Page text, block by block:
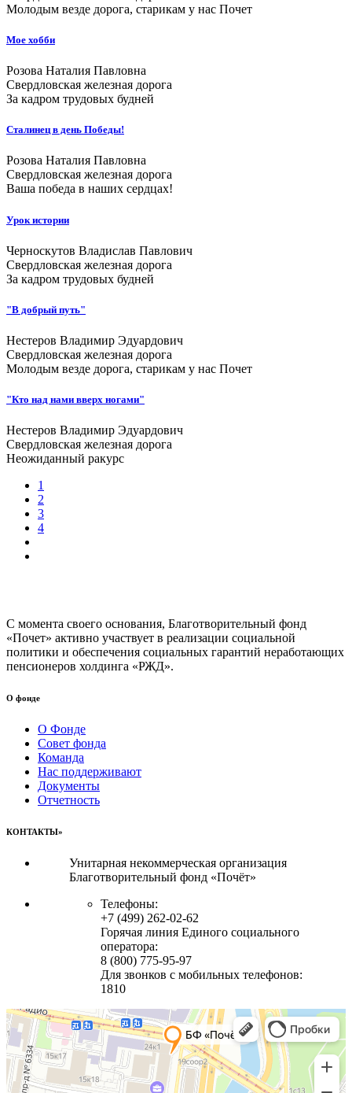
Молодым везде дорога, старикам у нас Почет
Мое хобби
Розова Наталия Павловна
Свердловская железная дорога
За кадром трудовых будней
Сталинец в день Победы!
Розова Наталия Павловна
Свердловская железная дорога
Ваша победа в наших сердцах!
Урок истории
Черноскутов Владислав Павлович
Свердловская железная дорога
За кадром трудовых будней
"В добрый путь"
Нестеров Владимир Эдуардович
Свердловская железная дорога
Молодым везде дорога, старикам у нас Почет
"Кто над нами вверх ногами"
Нестеров Владимир Эдуардович
Свердловская железная дорога
Неожиданный ракурс
1
2
3
4
С момента своего основания, Благотворительный фонд
«Почет» активно участвует в реализации социальной
политики и обеспечения социальных гарантий неработающих
пенсионеров холдинга «РЖД».
О фонде
О Фонде
Совет фонда
Команда
Нас поддерживают
Документы
Отчетность
КОНТАКТЫ»
Унитарная некоммерческая организация
Благотворительный фонд «Почёт»
Телефоны:
+7 (499) 262-02-62
Горячая линия Единого социального
оператора:
8 (800) 775-95-97
Для звонков с мобильных телефонов:
1810